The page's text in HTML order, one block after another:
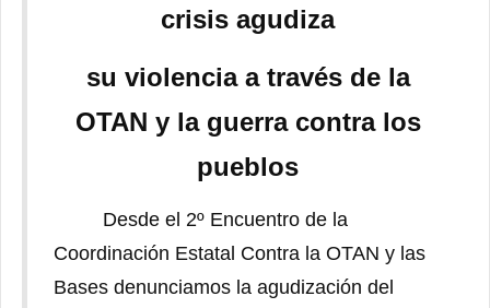
crisis agudiza
su violencia a través de la
OTAN y la guerra contra los
pueblos
Desde el 2º Encuentro de la
Coordinación Estatal Contra la OTAN y las
Bases denunciamos la agudización del